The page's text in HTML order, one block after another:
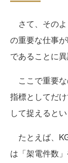
さて、その
の重要な仕事
であることに
ここで重要
指標としてだけ
して捉えるとい
たとえば、
は「架電件数